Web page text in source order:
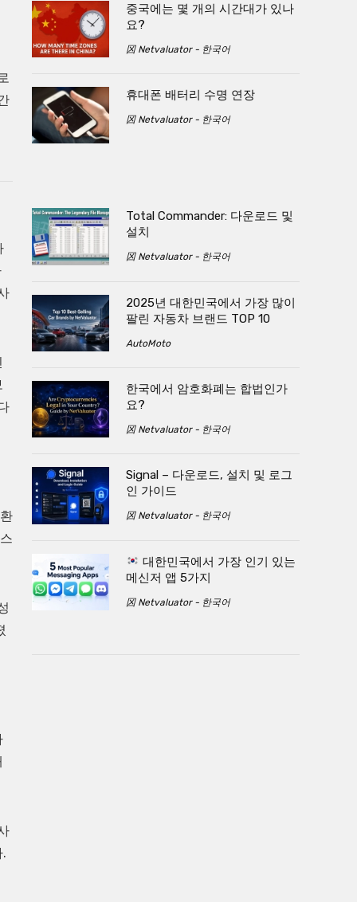
중국에는 몇 개의 시간대가 있나
요?
龱 Netvaluator - 한국어
휴대폰 배터리 수명 연장
龱 Netvaluator - 한국어
Total Commander: 다운로드 및
설치
龱 Netvaluator - 한국어
2025년 대한민국에서 가장 많이
팔린 자동차 브랜드 TOP 10
AutoMoto
한국에서 암호화폐는 합법인가
요?
龱 Netvaluator - 한국어
Signal – 다운로드, 설치 및 로그
인 가이드
龱 Netvaluator - 한국어
대한민국에서 가장 인기 있는
메신저 앱 5가지
龱 Netvaluator - 한국어